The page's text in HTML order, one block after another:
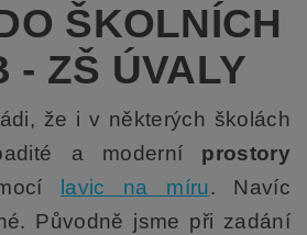
ŠKOLNÍCH
- ZŠ ÚVALY
že i v některých školách
a moderní prostory
lavic na míru. Navíc
Původně jsme při zadání